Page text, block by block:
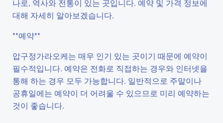
나로, 역사와 전통이 있는 곳입니다. 예약 및 가격 정보에
대해 자세히 알아보겠습니다.
**예약**
압구정가라오케는 매우 인기 있는 곳이기 때문에 예약이
필수적입니다. 예약은 전화로 직접하는 경우와 인터넷을
통해 하는 경우 모두 가능합니다. 일반적으로 주말이나
공휴일에는 예약이 더 어려울 수 있으므로 미리 예약하는
것이 좋습니다.